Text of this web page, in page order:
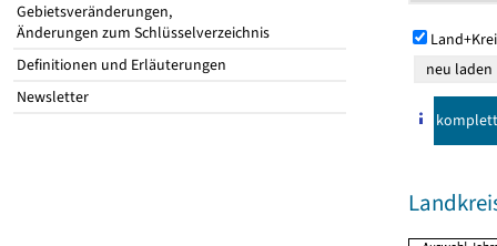
Gebietsveränderungen,
Änderungen zum Schlüsselverzeichnis
Definitionen und Erläuterungen
Newsletter
komplett